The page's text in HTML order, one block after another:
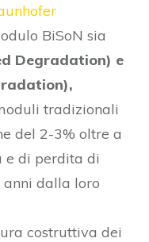
BiSoN sia
Degradation) e
tradizionali
del 2-3% oltre a
di perdita di
dalla loro
costruttiva dei